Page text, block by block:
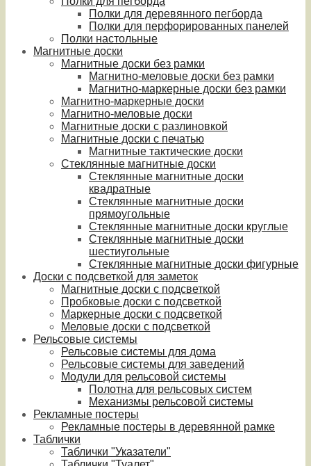
Полки для деревянного пегборда
Полки для перфорированных панелей
Полки настольные
Магнитные доски
Магнитные доски без рамки
Магнитно-меловые доски без рамки
Магнитно-маркерные доски без рамки
Магнитно-маркерные доски
Магнитно-меловые доски
Магнитные доски с разлиновкой
Магнитные доски с печатью
Магнитные тактические доски
Стеклянные магнитные доски
Стеклянные магнитные доски
квадратные
Стеклянные магнитные доски
прямоугольные
Стеклянные магнитные доски круглые
Стеклянные магнитные доски
шестиугольные
Стеклянные магнитные доски фигурные
Доски с подсветкой для заметок
Магнитные доски с подсветкой
Пробковые доски с подсветкой
Маркерные доски с подсветкой
Меловые доски с подсветкой
Рельсовые системы
Рельсовые системы для дома
Рельсовые системы для заведений
Модули для рельсовой системы
Полотна для рельсовых систем
Механизмы рельсовой системы
Рекламные постеры
Рекламные постеры в деревянной рамке
Таблички
Таблички "Указатели"